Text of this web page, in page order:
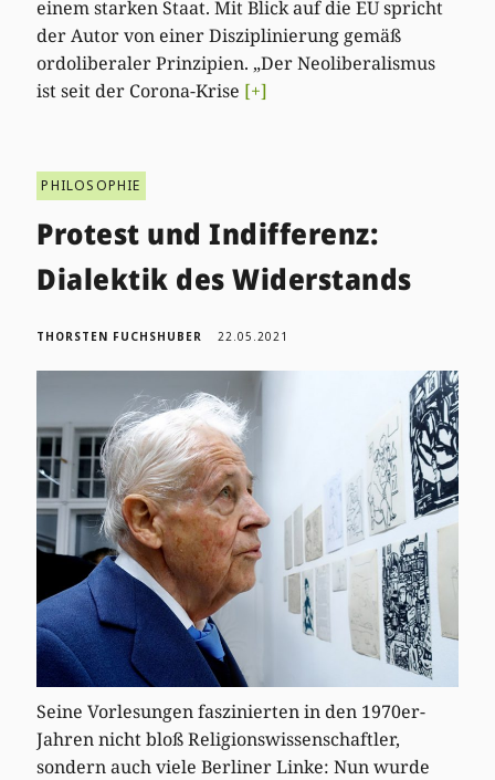
einem starken Staat. Mit Blick auf die EU spricht
der Autor von einer Disziplinierung gemäß
ordoliberaler Prinzipien. „Der Neoliberalismus
ist seit der Corona-Krise [+]
PHILOSOPHIE
Protest und Indifferenz:
Dialektik des Widerstands
THORSTEN FUCHSHUBER 22.05.2021
Seine Vorlesungen faszinierten in den 1970er-
Jahren nicht bloß Religionswissenschaftler,
sondern auch viele Berliner Linke: Nun wurde